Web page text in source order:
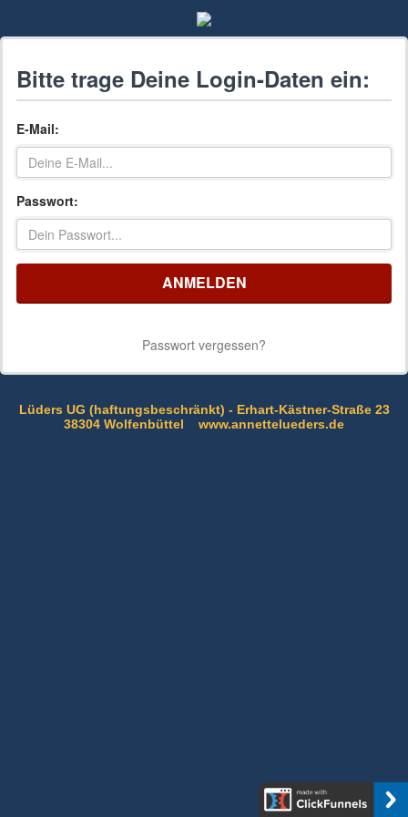
Bitte trage Deine Login-Daten ein:
E-Mail:
Passwort:
ANMELDEN
Passwort vergessen?
Lüders UG (haftungsbeschränkt) - Erhart-Kästner-Straße 23
38304 Wolfenbüttel www.annettelueders.de